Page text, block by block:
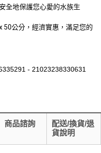
全地保護您心愛的水族生
50公分，經濟實惠，滿足您的
- 21023238330631
商品諮詢
配送/換貨/退
貨說明